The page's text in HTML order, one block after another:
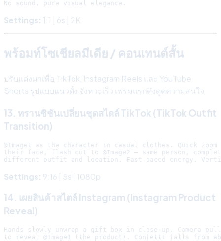
Settings: 1:1 | 6s | 2K
พร้อมท์โซเชียลมีเดีย / คอนเทนต์สั้น
ปรับแต่งมาเพื่อ TikTok, Instagram Reels และ YouTube
Shorts รูปแบบแนวตั้ง จังหวะเร็ว เฟรมแรกดึงดูดความสนใจ
13. ทรานซิชันเปลี่ยนชุดสไตล์ TikTok (TikTok Outfit
Transition)
@Image1 as the character in casual clothes. Quick
their face, flash cut to @Image2 — same person,
Settings: 9:16 | 5s | 1080p
14. เผยสินค้าสไตล์ Instagram (Instagram Product
Reveal)
Hands slowly unwrap a gift box in close-up. Camera
to reveal @Image1 (the product). Confetti falls from